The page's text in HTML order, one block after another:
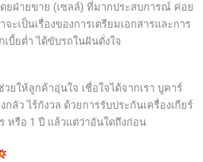
ยฝ่ายขาย (เซลล์) ที่มากประสบการณ์ ค่อย
เป็นเรื่องของการเตรียมเอกสารและการ
บี้ยต่ำ ได้ขับรถในฝันดั่งใจ
ยให้ลูกค้าอุ่นใจ เชื่อใจได้จากเรา บูคาร์
ลัว ไร้กังวล ด้วยการรับประกันเครื่องเกียร์
หรือ 1 ปี แล้วแต่ว่าอันใดถึงก่อน